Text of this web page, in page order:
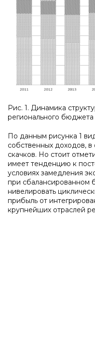
Рис. 1. Динамика
регионального
По данным рисунка 1
собственных доходов,
скачков. Но стоит
имеет тенденцию к
условиях замедления
при сбалансированном
нивелировать
прибыль от
крупнейших отраслей